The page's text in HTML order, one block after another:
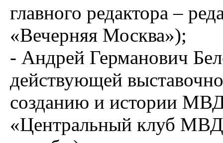
главного редактора –
«Вечерняя Москва»);
- Андрей Германович
действующей
созданию и истории
«Центральный клуб МВД